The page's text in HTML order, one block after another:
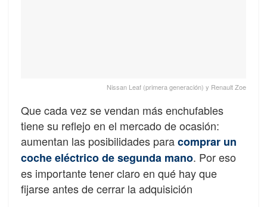
Nissan Leaf (primera generación) y Renault Zoe
Que cada vez se vendan más enchufables
tiene su reflejo en el mercado de ocasión:
aumentan las posibilidades paracomprar un
coche eléctrico de segunda mano. Por eso
es importante tener claro en qué hay que
fijarse antes de cerrar la adquisición